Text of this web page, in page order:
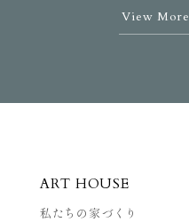
View More
ART HOUSE
私たちの家づくり